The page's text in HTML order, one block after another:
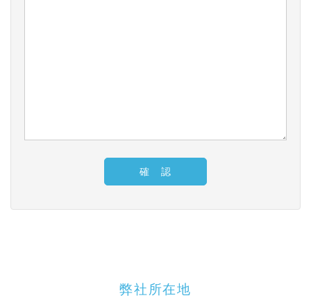
弊社所在地